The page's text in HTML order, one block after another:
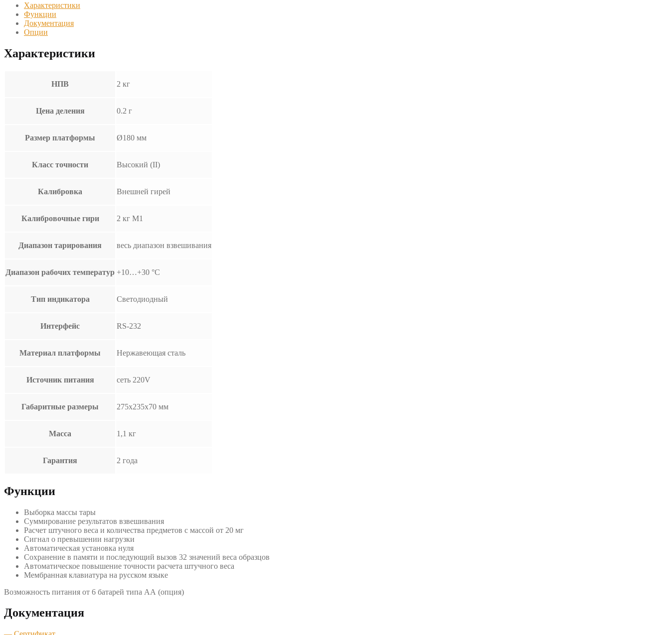
Характеристики
Функции
Документация
Опции
Характеристики
НПВ 2 кг
Цена деления 0.2 г
Размер платформы Ø180 мм
Класс точности Высокий (II)
Калибровка Внешней гирей
Калибровочные гири 2 кг M1
Диапазон тарирования весь диапазон взвешивания
Диапазон рабочих температур +10…+30 °С
Тип индикатора Светодиодный
Интерфейс RS-232
Материал платформы Нержавеющая сталь
Источник питания сеть 220V
Габаритные размеры 275х235х70 мм
Масса 1,1 кг
Гарантия 2 года
Функции
Выборка массы тары
Суммирование результатов взвешивания
Расчет штучного веса и количества предметов с массой от 20 мг
Сигнал о превышении нагрузки
Автоматическая установка нуля
Сохранение в памяти и последующий вызов 32 значений веса образцов
Автоматическое повышение точности расчета штучного веса
Мембранная клавиатура на русском языке
Возможность питания от 6 батарей типа АА (опция)
Документация